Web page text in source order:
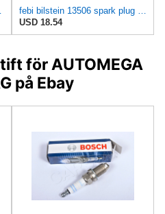
USD 18.54
för AUTOMEGA
på Ebay